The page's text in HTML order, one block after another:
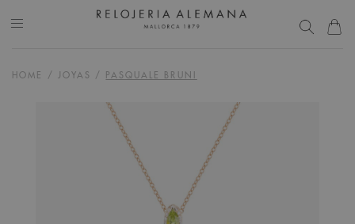
HOME / JOYAS / PASQUALE BRUNI